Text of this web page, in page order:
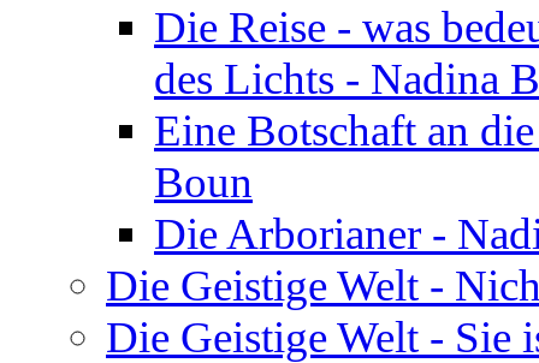
Die Reise - was
des Lichts - Nadina
Eine Botschaft an
Boun
Die Arborianer -
Die Geistige Welt -
Die Geistige Welt - Sie